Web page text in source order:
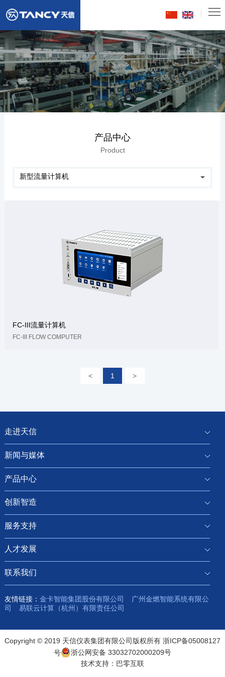
产品中心
Product
FC-III流量计算机
FC-III FLOW COMPUTER
< 1 >
走进天信
新闻与媒体
产品中心
创新智造
服务支持
人才发展
联系我们
友情链接： 金卡智能集团股份有限公司
广州金燃智能系统有限公
司
易联云计算（杭州）有限责任公司
Copyright © 2019 天信仪表集团有限公司版权所有 浙ICP备05008127
号
浙公网安备 33032702000209号
技术支持： 巴零互联